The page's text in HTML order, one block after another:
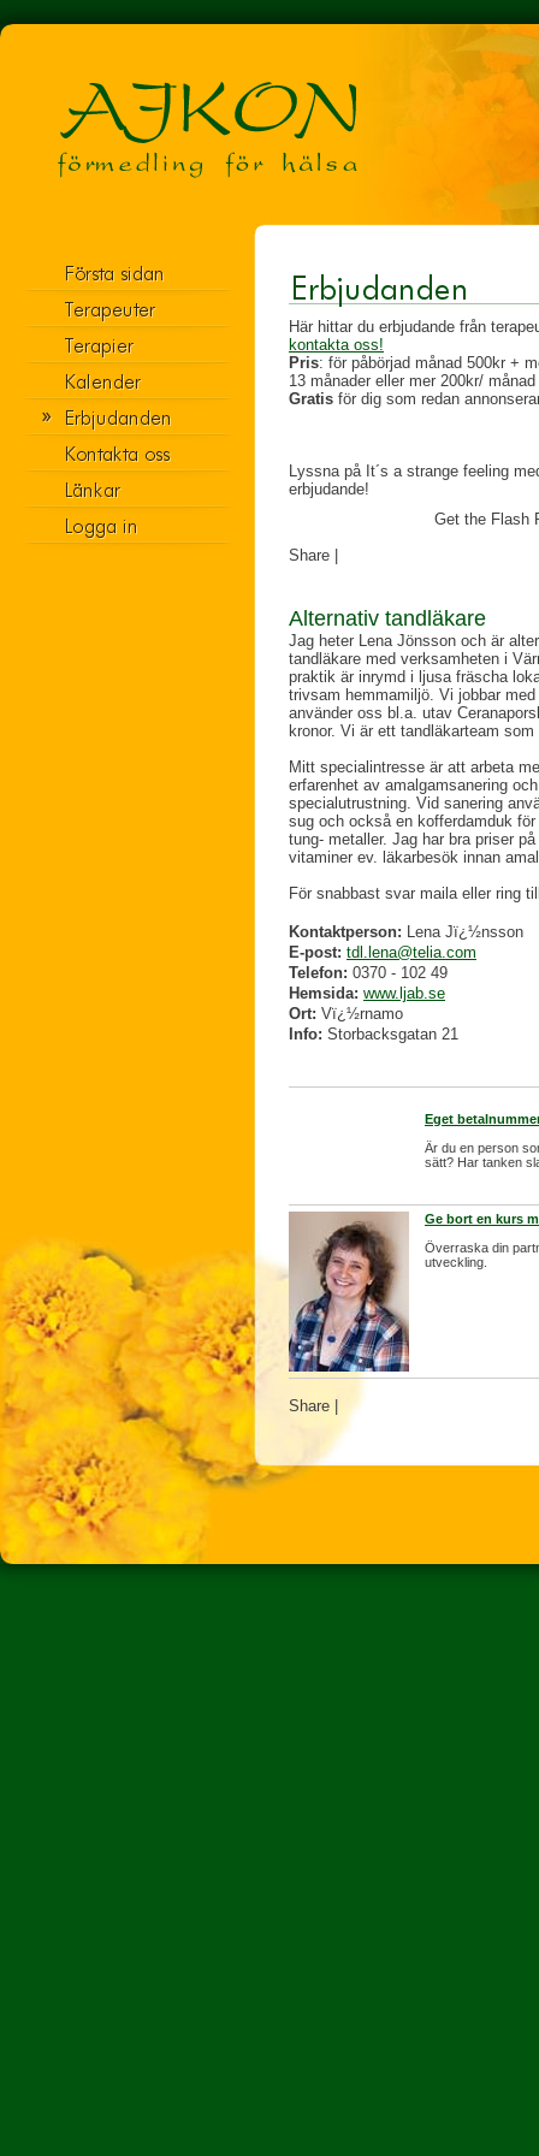
Här hittar du erbjudande från
kontakta oss!
Pris: för påbörjad månad 500kr +
13 månader eller mer 200kr/
Gratis för dig som redan
Lyssna på It´s a strange feeling
erbjudande!
Get the Flash
Share
Alternativ tandläkare
Jag heter Lena Jönsson och är
tandläkare med verksamheten i
praktik är inrymd i ljusa fräscha
trivsam hemmamiljö. Vi jobbar
använder oss bl.a. utav
kronor. Vi är ett tandläkarteam
Mitt specialintresse är att arbeta
erfarenhet av amalgamsanering
specialutrustning. Vid sanering
sug och också en kofferdamduk
tung- metaller. Jag har bra priser
vitaminer ev. läkarbesök innan
För snabbast svar maila eller ring
Kontaktperson: Lena Jï¿½nsson
E-post: tdl.lena@telia.com
Telefon: 0370 - 102 49
Hemsida: www.ljab.se
Ort: Vï¿½rnamo
Info: Storbacksgatan 21
Eget
Är du en person
sätt? Har tanken
Ge bort en kurs
Överraska din
utveckling.
Share